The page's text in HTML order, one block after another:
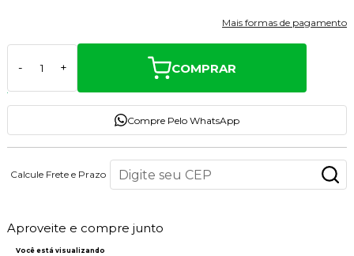
Mais formas de pagamento
- + COMPRAR
Compre Pelo WhatsApp
Calcule Frete e Prazo
Aproveite e compre junto
Você está visualizando